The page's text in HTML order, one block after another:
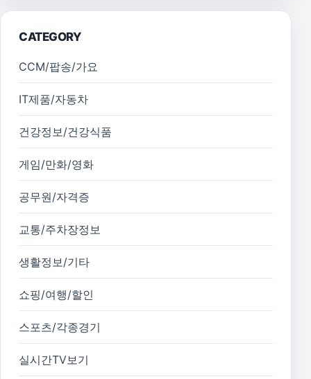
CATEGORY
CCM/팝송/가요
IT제품/자동차
건강정보/건강식품
게임/만화/영화
공무원/자격증
교통/주차장정보
생활정보/기타
쇼핑/여행/할인
스포츠/각종경기
실시간TV보기